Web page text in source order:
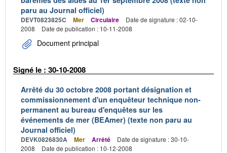
paru au Journal officiel)
DEVT0823825C Mer Circulaire
Date de signature : 02-10-
2008
Date de publication : 10-11-2008
Document principal
Signé le : 30-10-2008
Arrêté du 30 octobre 2008 portant désignation et
commissionnement d'un enquêteur technique non-
permanent au bureau d'enquêtes sur les
événements de mer (BEAmer) (texte non paru au
Journal officiel)
DEVK0826830A Mer Arrêté
Date de signature : 30-10-
2008
Date de publication : 10-12-2008